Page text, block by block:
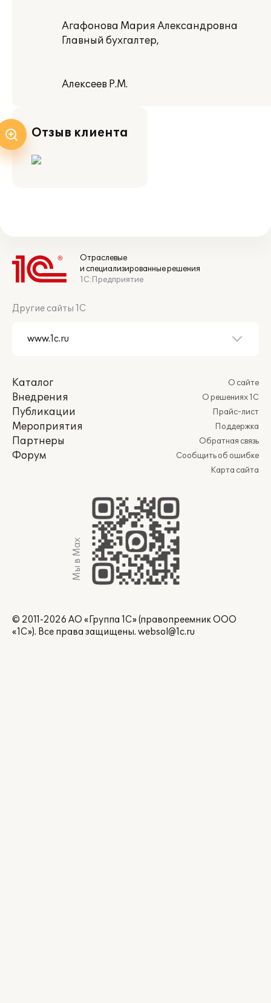
Агафонова Мария Александровна
Главный бухгалтер,
Алексеев Р.М.
Отзыв клиента
Отраслевые
и специализированные решения
1С:Предприятие
Другие сайты 1С
Каталог
Внедрения
Публикации
Мероприятия
Партнеры
Форум
О сайте
О решениях 1С
Прайс-лист
Поддержка
Обратная связь
Сообщить об ошибке
Карта сайта
Мы в Max
© 2011-2026 АО «Группа 1С» (правопреемник ООО
«1С»). Все права защищены. websol@1c.ru